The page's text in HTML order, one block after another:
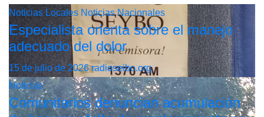
Noticias Locales Noticias Nacionales
Especialista orienta sobre el manejo
adecuado del dolor
15 de julio de 2026radioseibo.org
Noticias
Comunitarios denuncian acumulación